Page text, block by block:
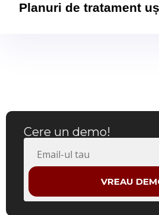
Planuri de tratament
Cere un demo!
VREAU